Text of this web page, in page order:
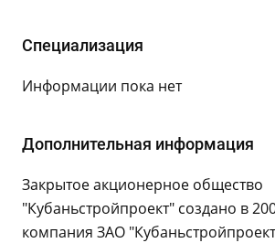
Специализация
Информации пока нет
Дополнительная информация
Закрытое акционерное общество
"Кубаньстройпроект" создано в
компания ЗАО